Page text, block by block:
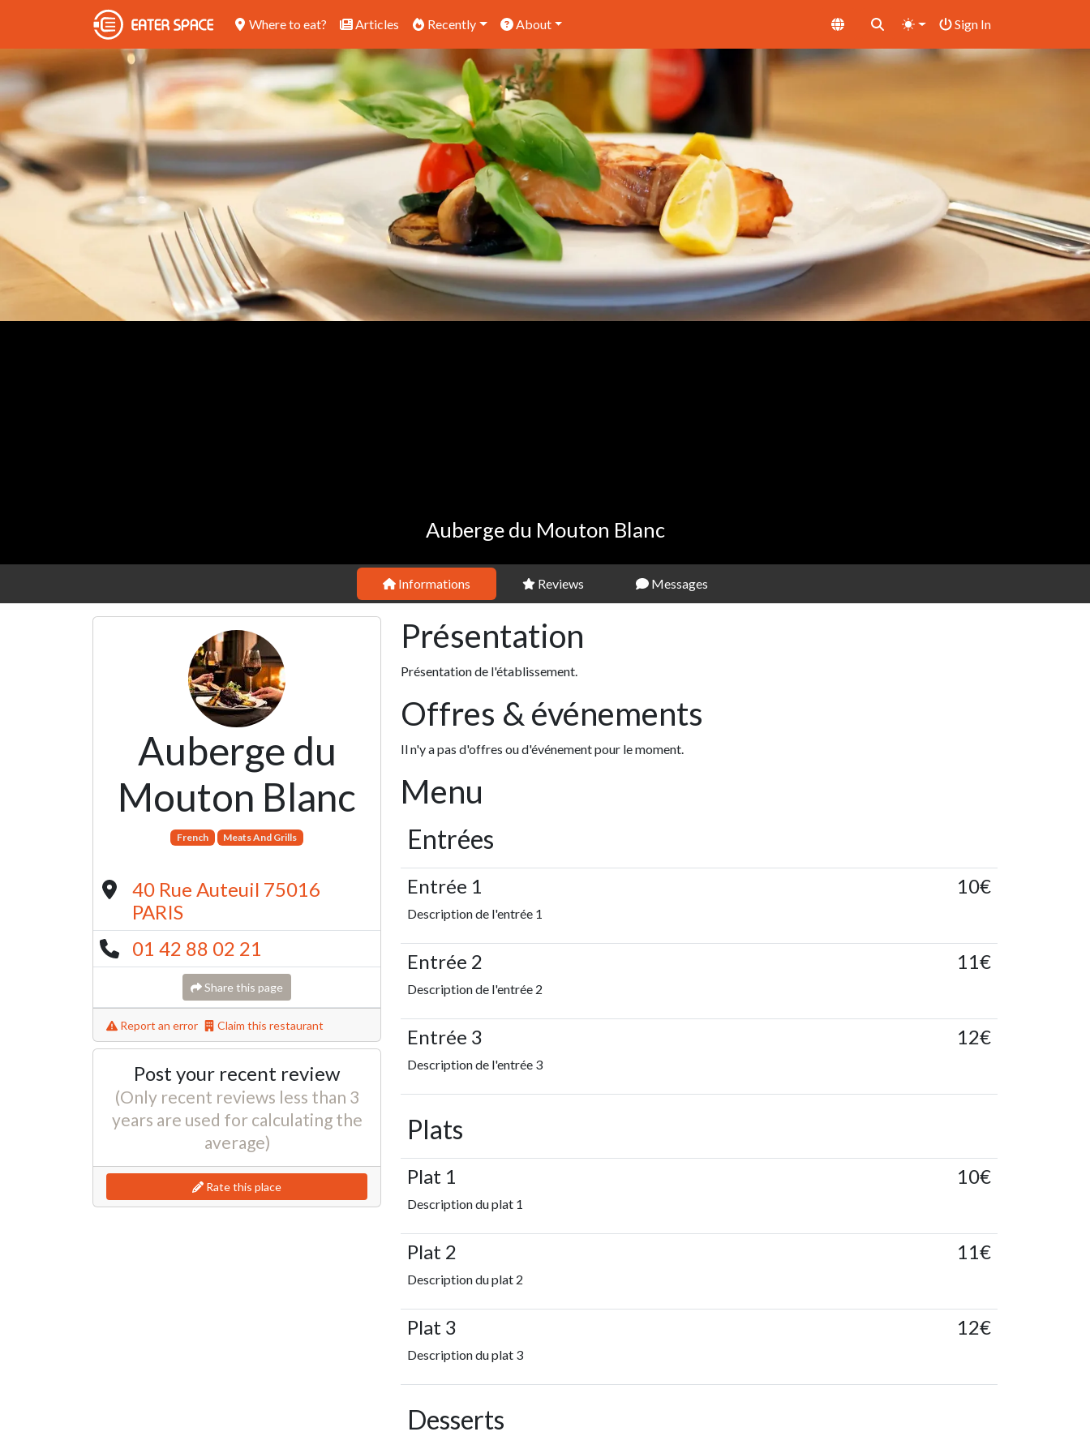
Where to eat? Articles Recently About Sign In
Auberge du Mouton Blanc
Informations Reviews Messages
Auberge du
Mouton Blanc
French Meats And Grills
40 Rue Auteuil 75016
PARIS
01 42 88 02 21
Share this page
Report an error Claim this restaurant
Post your recent review
(Only recent reviews less than 3
years are used for calculating the
average)
Rate this place
Présentation
Présentation de l'établissement.
Offres & événements
Il n'y a pas d'offres ou d'événement pour le moment.
Menu
Entrées
Entrée 1
Description de l'entrée 1
10€
Entrée 2
Description de l'entrée 2
11€
Entrée 3
Description de l'entrée 3
12€
Plats
Plat 1
Description du plat 1
10€
Plat 2
Description du plat 2
11€
Plat 3
Description du plat 3
12€
Desserts